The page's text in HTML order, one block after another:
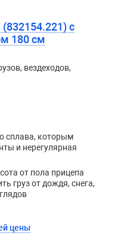
с
180 см
вездеходов,
сплава, которым
и нерегулярная
от пола прицепа
груз от дождя, снега,
цены